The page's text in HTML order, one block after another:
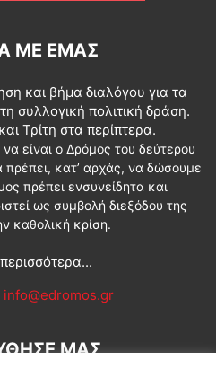
ΜΕ ΕΜΆΣ
και βήμα διαλόγου για τα
συλλογική πολιτική δράση.
Τρίτη στα περίπτερα.
είναι ο Δρόμος του δεύτερου
κατ’ αρχάς, να δώσουμε
πρέπει ενσυνείδητα και
ως συμβολή διεξόδου της
καθολική κρίση.
info@edromos.gr
ΜΑΣ